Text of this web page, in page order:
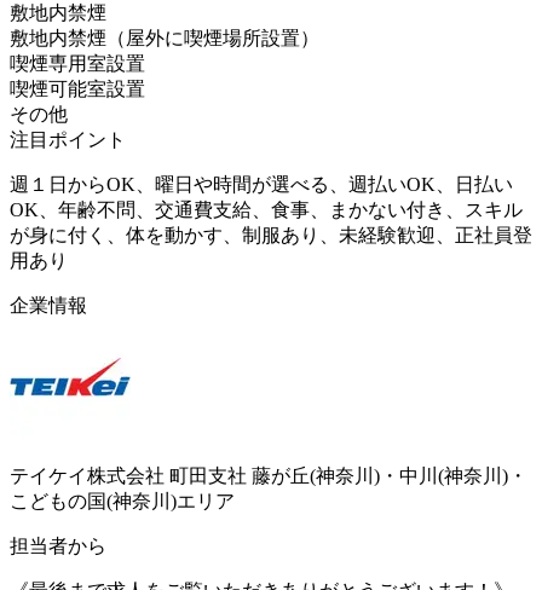
敷地内禁煙
敷地内禁煙（屋外に喫煙場所設置）
喫煙専用室設置
喫煙可能室設置
その他
注目ポイント
週１日からOK、曜日や時間が選べる、週払いOK、日払い
OK、年齢不問、交通費支給、食事、まかない付き、スキル
が身に付く、体を動かす、制服あり、未経験歓迎、正社員登
用あり
企業情報
テイケイ株式会社 町田支社 藤が丘(神奈川)・中川(神奈川)・
こどもの国(神奈川)エリア
担当者から